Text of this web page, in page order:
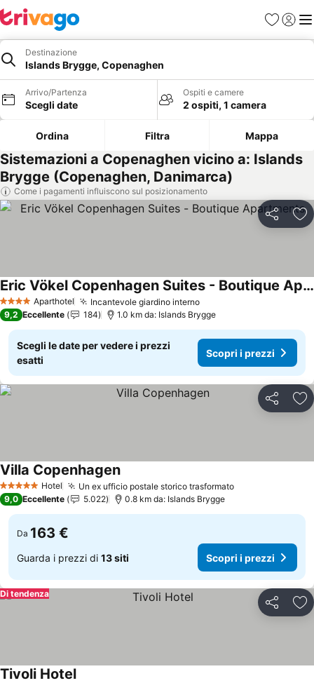
PreferitiAccedi
Destinazione
Islands Brygge, Copenaghen
Arrivo/Partenza
Scegli date
Ospiti e camere
2 ospiti, 1 camera
Ordina Filtra Mappa
Sistemazioni a Copenaghen vicino a: Islands
Brygge (Copenaghen, Danimarca)
Come i pagamenti influiscono sul posizionamento
Condividi
4 Stelle Aparthotel Incantevole giardino interno
Eric Vökel Copenhagen Suites - Boutique Apartments
9,2 Eccellente 184 1.0 km da: Islands Brygge
Scegli le date per vedere i prezzi
esatti
Scopri i prezzi
Condividi
5 Stelle Hotel Un ex ufficio postale storico trasformato
Villa Copenhagen
9,0 Eccellente 5.022 0.8 km da: Islands Brygge
Da 163 €
Guarda i prezzi di 13 siti Scopri i prezzi
Condividi
Di tendenza
Tivoli Hotel